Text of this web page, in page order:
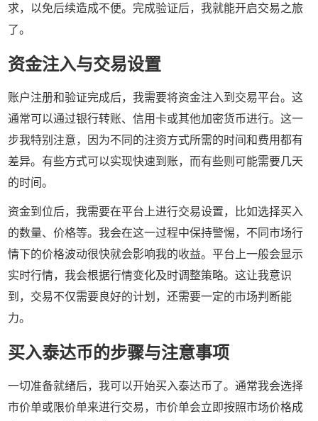
求，以免后续造成不便。完成验证后，我就能开启交易之旅
了。
资金注入与交易设置
账户注册和验证完成后，我需要将资金注入到交易平台。这
通常可以通过银行转账、信用卡或其他加密货币进行。这一
步我特别注意，因为不同的注资方式所需的时间和费用都有
差异。有些方式可以实现快速到账，而有些则可能需要几天
的时间。
资金到位后，我需要在平台上进行交易设置，比如选择买入
的数量、价格等。我会在这一过程中保持警惕，不同市场行
情下的价格波动很快就会影响我的收益。平台上一般会显示
实时行情，我会根据行情变化及时调整策略。这让我意识
到，交易不仅需要良好的计划，还需要一定的市场判断能
力。
买入泰达币的步骤与注意事项
一切准备就绪后，我可以开始买入泰达币了。通常我会选择
市价单或限价单来进行交易，市价单会立即按照市场价格成